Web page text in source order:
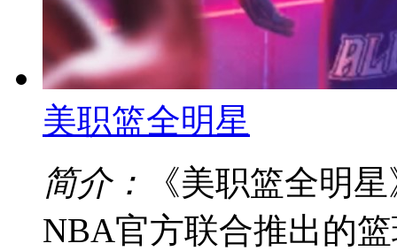
美职篮全明星
简介：
《美职篮全明
NBA官方联合推出的